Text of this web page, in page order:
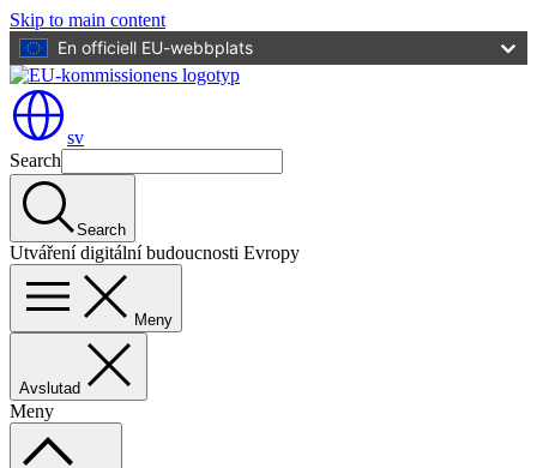
Skip to main content
En officiell EU-webbplats
sv
Search
Search
Utváření digitální budoucnosti Evropy
Meny
Avslutad
Meny